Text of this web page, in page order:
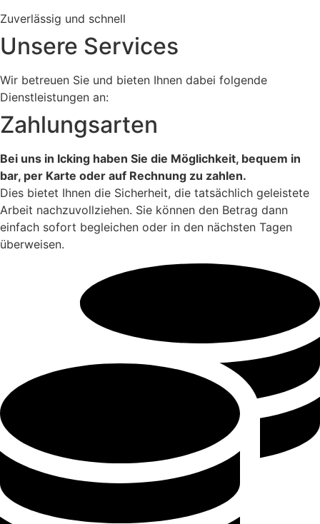
Zuverlässig und schnell
Unsere Services
Wir betreuen Sie und bieten Ihnen dabei folgende
Dienstleistungen an:
Zahlungsarten
Bei uns in Icking haben Sie die Möglichkeit, bequem in
bar, per Karte oder auf Rechnung zu zahlen.
Dies bietet Ihnen die Sicherheit, die tatsächlich geleistete
Arbeit nachzuvollziehen. Sie können den Betrag dann
einfach sofort begleichen oder in den nächsten Tagen
überweisen.